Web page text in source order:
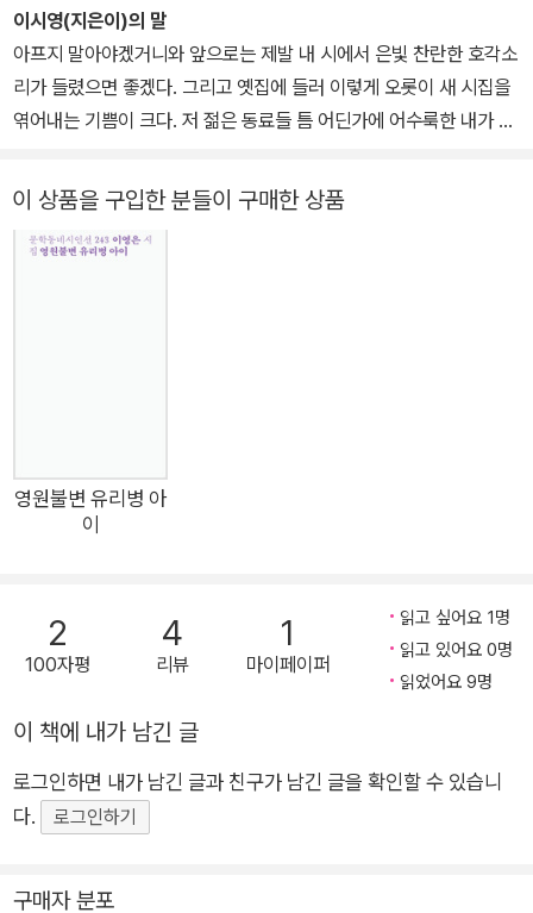
로 보지 않았다』 『호야네 말』 『하동』 『나비가 돌아왔다』가 있다. 만해
문학상, 백석문학상, 정지용문학상, 지훈문학상, 박재삼문학상, 임화
문학상 등을 수상했다.
이시영(지은이)의 말
아프지 말아야겠거니와 앞으로는 제발 내 시에서 은빛 찬란한 호각소
리가 들렸으면 좋겠다. 그리고 옛집에 들러 이렇게 오롯이 새 시집을
엮어내는 기쁨이 크다. 저 젊은 동료들 틈 어딘가에 어수룩한 내가 아
이 상품을 구입한 분들이 구매한 상품
영원불변 유리병 아
이
2
100자평
4
리뷰
1
마이페이퍼
읽고 싶어요 1명
읽고 있어요 0명
읽었어요 9명
이 책에 내가 남긴 글
로그인하면 내가 남긴 글과 친구가 남긴 글을 확인할 수 있습니
다.
로그인하기
구매자 분포